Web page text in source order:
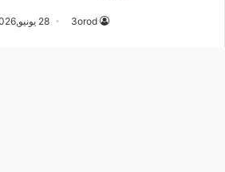
3orod 28 يونيو,2026